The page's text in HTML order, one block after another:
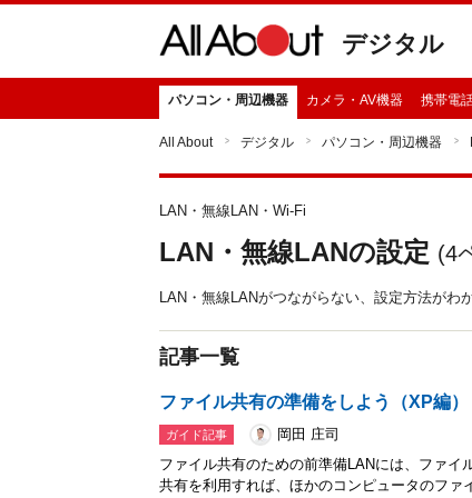
デジタル
パソコン・周辺機器 カメラ・AV機器 携帯電
All About デジタル パソコン・周辺機器
LAN・無線LAN・Wi-Fi
LAN・無線LANの設定 (4
LAN・無線LANがつながらない、設定方法がわ
記事一覧
ファイル共有の準備をしよう（XP編）
ガイド記事
岡田 庄司
ファイル共有のための前準備LANには、ファ
共有を利用すれば、ほかのコンピュータのフ